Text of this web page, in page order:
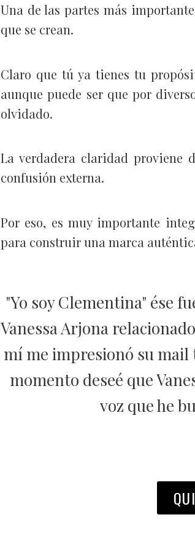
Una de las partes más
que se crean.
Claro que tú ya tienes tu
aunque puede ser que por
olvidado.
La verdadera claridad
confusión externa.
Por eso, es muy importante
para construir una marca
"Yo soy Clementina" ése
Vanessa Arjona
mí me impresionó su mail
momento deseé que
voz que he